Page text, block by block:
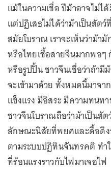
แม้ในความเชื่อ ปีม้าอาจไม่
แต่ปฏิเสธไม่ได้ว่าม้าเป็นสัต
สมัยโบราณ เราจะเห็นว่าม้า
หรือไทยเชื้อสายจีนมากพอๆ
หรือรูปปั้น ชาวจีนเชื่อว่าถ้ามี
จะเข้ามาด้วย ทั้งหมดนี้มาจ
แข็งแรง มีอิสระ มีความทนท
ชาวจีนโบราณถือว่าม้าเป็นสั
ลักษณะนิสัยที่พยศและดื้อดึง
ตามระบบปฏิทินจันทรคติ ทำ
ที่ร้อนแรงราวกับไฟมาเจอไฟ